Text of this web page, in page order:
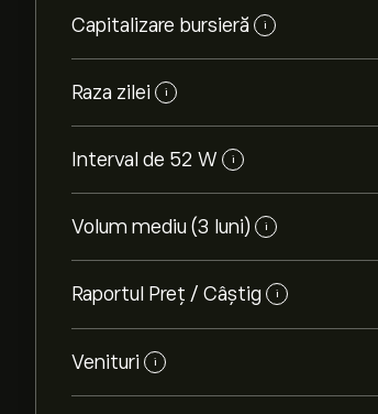
Capitalizare bursieră i
Raza zilei i
Interval de 52 W i
Volum mediu (3 luni) i
Raportul Preț / Câștig i
Venituri i